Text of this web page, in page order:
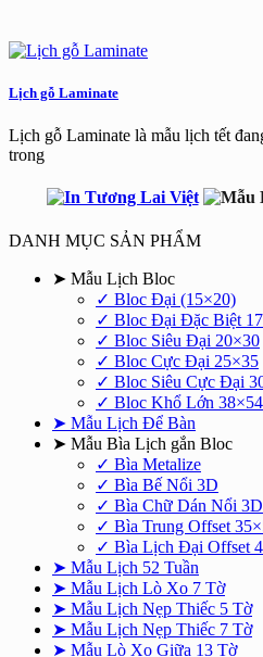
Lịch gỗ Laminate
Lịch gỗ Laminate là mẫu lịch tết
trong
DANH MỤC SẢN PHẨM
➤ Mẫu Lịch Bloc
✓ Bloc Đại (15×20)
✓ Bloc Đại Đặc Biệt
✓ Bloc Siêu Đại 20×30
✓ Bloc Cực Đại 25×35
✓ Bloc Siêu Cực Đại
✓ Bloc Khổ Lớn 38×54
➤ Mẫu Lịch Để Bàn
➤ Mẫu Bìa Lịch gắn Bloc
✓ Bìa Metalize
✓ Bìa Bế Nổi 3D
✓ Bìa Chữ Dán Nổi 3D
✓ Bìa Trung Offset
✓ Bìa Lịch Đại Offset
➤ Mẫu Lịch 52 Tuần
➤ Mẫu Lịch Lò Xo 7 Tờ
➤ Mẫu Lịch Nẹp Thiếc 5 Tờ
➤ Mẫu Lịch Nẹp Thiếc 7 Tờ
➤ Mẫu Lò Xo Giữa 13 Tờ